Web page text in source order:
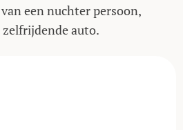
een nuchter persoon,
auto.